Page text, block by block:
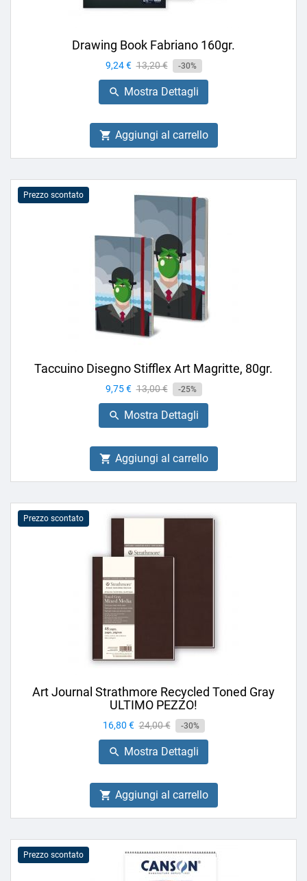
Drawing Book Fabriano 160gr.
Prezzo
9,24 € Prezzo
base
13,20 € -30%
 Mostra Dettagli
 Aggiungi al carrello
Prezzo scontato
Taccuino Disegno Stifflex Art Magritte, 80gr.
Prezzo
9,75 € Prezzo
base
13,00 € -25%
 Mostra Dettagli
 Aggiungi al carrello
Prezzo scontato
Art Journal Strathmore Recycled Toned Gray
ULTIMO PEZZO!
Prezzo
16,80 € Prezzo
base
24,00 € -30%
 Mostra Dettagli
 Aggiungi al carrello
Prezzo scontato